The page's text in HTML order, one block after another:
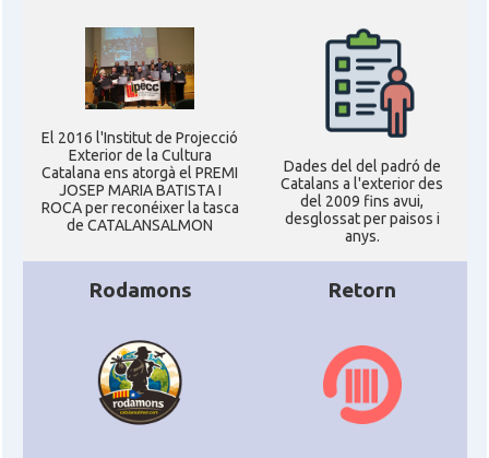
El 2016 l'Institut de Projecció
Exterior de la Cultura
Catalana ens atorgà el PREMI
JOSEP MARIA BATISTA I
ROCA per reconéixer la tasca
de CATALANSALMON
Dades del del padró de
Catalans a l'exterior des
del 2009 fins avui,
desglossat per paisos i
anys.
Rodamons Retorn